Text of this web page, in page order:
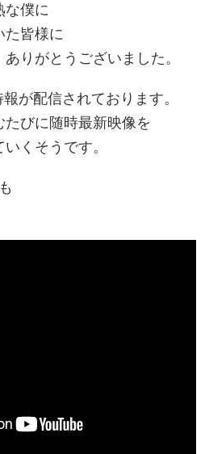
な僕に
た皆様に
りがとうございました。
が配信されております。
びに随時最新映像を
くそうです。